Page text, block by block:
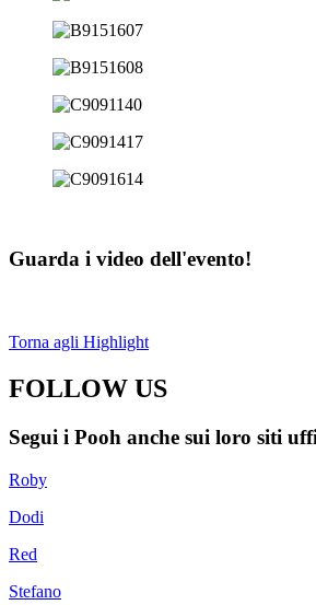
Guarda i video dell'evento!
Torna agli Highlight
FOLLOW US
Segui i Pooh anche sui loro siti
Roby
Dodi
Red
Stefano